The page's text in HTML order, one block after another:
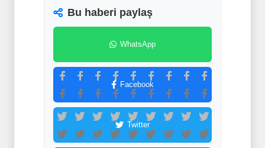
Bu haberi paylaş
WhatsApp
Facebook
Twitter